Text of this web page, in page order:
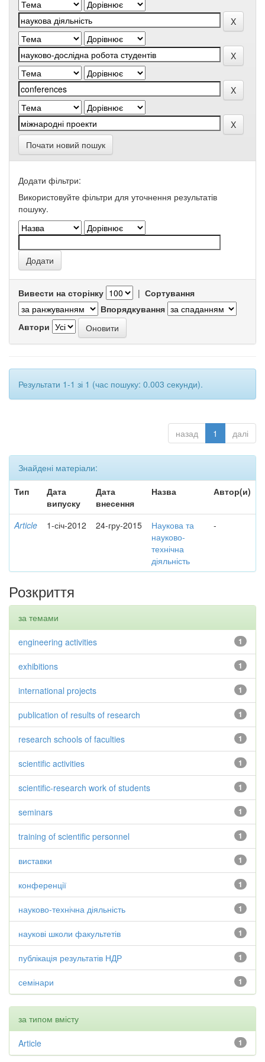
Почати новий пошук
Додати фільтри:
Використовуйте фільтри для уточнення результатів
пошуку.
Вивести на сторінку | Сортування
Впорядкування
Автори
Результати 1-1 зі 1 (час пошуку: 0.003 секунди).
назад 1 далі
Знайдені матеріали:
Тип
Дата
випуску
Дата
внесення
Назва Автор(и)
Article 1-січ-2012 24-гру-2015
Наукова та
науково-
технічна
діяльність
-
Розкриття
за темами
1
engineering activities
1
exhibitions
1
international projects
1
publication of results of research
1
research schools of faculties
1
scientific activities
1
scientific-research work of students
1
seminars
1
training of scientific personnel
1
виставки
1
конференції
1
науково-технічна діяльність
1
наукові школи факультетів
1
публікація результатів НДР
1
семінари
за типом вмісту
1
Article